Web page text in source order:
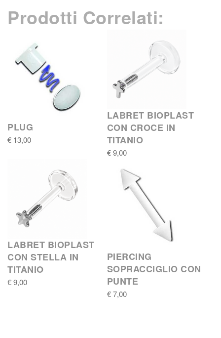
Prodotti Correlati:
PLUG
€ 13,00
LABRET BIOPLAST
CON CROCE IN
TITANIO
€ 9,00
LABRET BIOPLAST
CON STELLA IN
TITANIO
€ 9,00
PIERCING
SOPRACCIGLIO CON
PUNTE
€ 7,00